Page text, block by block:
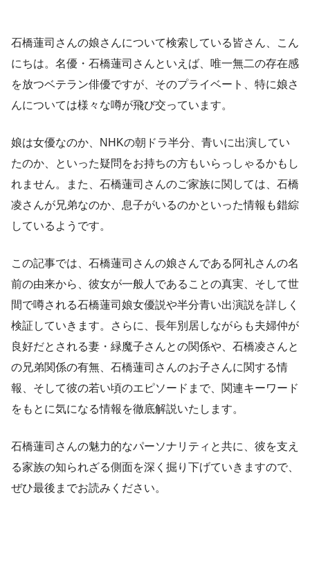
石橋蓮司さんの娘さんについて検索している皆さん、こん
にちは。名優・石橋蓮司さんといえば、唯一無二の存在感
を放つベテラン俳優ですが、そのプライベート、特に娘さ
んについては様々な噂が飛び交っています。
娘は女優なのか、NHKの朝ドラ半分、青いに出演してい
たのか、といった疑問をお持ちの方もいらっしゃるかもし
れません。また、石橋蓮司さんのご家族に関しては、石橋
凌さんが兄弟なのか、息子がいるのかといった情報も錯綜
しているようです。
この記事では、石橋蓮司さんの娘さんである阿礼さんの名
前の由来から、彼女が一般人であることの真実、そして世
間で噂される石橋蓮司娘女優説や半分青い出演説を詳しく
検証していきます。さらに、長年別居しながらも夫婦仲が
良好だとされる妻・緑魔子さんとの関係や、石橋凌さんと
の兄弟関係の有無、石橋蓮司さんのお子さんに関する情
報、そして彼の若い頃のエピソードまで、関連キーワード
をもとに気になる情報を徹底解説いたします。
石橋蓮司さんの魅力的なパーソナリティと共に、彼を支え
る家族の知られざる側面を深く掘り下げていきますので、
ぜひ最後までお読みください。